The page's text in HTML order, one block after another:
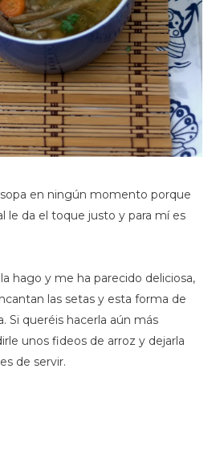
sopa en ningún momento porque
le da el toque justo y para mí es
hago y me ha parecido deliciosa,
las setas y esta forma de
Si queréis hacerla aún más
unos fideos de arroz y dejarla
de servir.